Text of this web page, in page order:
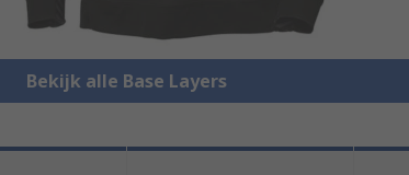
Bekijk alle Base Layers